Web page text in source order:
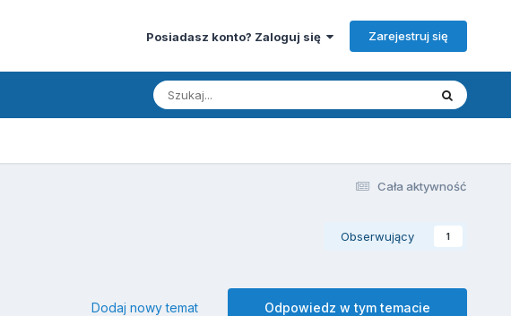
Posiadasz konto? Zaloguj się Zarejestruj się
Cała aktywność
Obserwujący 1
Odpowiedz w tym temacie
Dodaj nowy temat